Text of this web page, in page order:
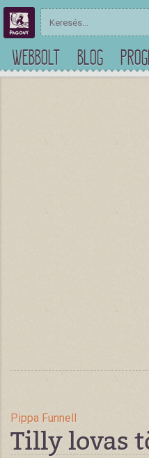
WEBBOLT BLOG
Pippa Funnell
Tilly lovas